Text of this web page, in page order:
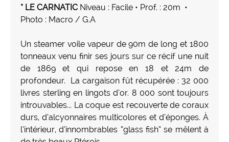
* LE CARNATIC Niveau : Facile • Prof. : 20m •
Photo : Macro / G.A
Un steamer voile vapeur de 90m de long et 1800
tonneaux venu finir ses jours sur ce récif une nuit
de 1869 et qui repose en 18 et 24m de
profondeur. La cargaison fût récupérée : 32 000
livres sterling en lingots d’or. 8 000 sont toujours
introuvables... La coque est recouverte de coraux
durs, d’alcyonnaires multicolores et d’éponges. À
l’intérieur, d’innombrables “glass fish“ se mêlent à